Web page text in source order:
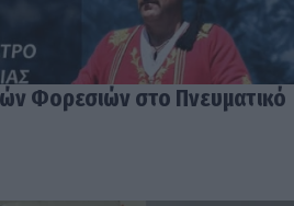
Φορεσιών στο Πνευματικό